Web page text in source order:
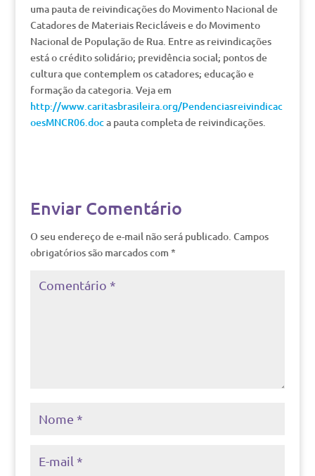
uma pauta de reivindicações do Movimento Nacional de
Catadores de Materiais Recicláveis e do Movimento
Nacional de População de Rua. Entre as reivindicações
está o crédito solidário; previdência social; pontos de
cultura que contemplem os catadores; educação e
formação da categoria. Veja em
http://www.caritasbrasileira.org/Pendenciasreivindicac
oesMNCR06.doca pauta completa de reivindicações.
Enviar Comentário
O seu endereço de e-mail não será publicado. Campos
obrigatórios são marcados com *